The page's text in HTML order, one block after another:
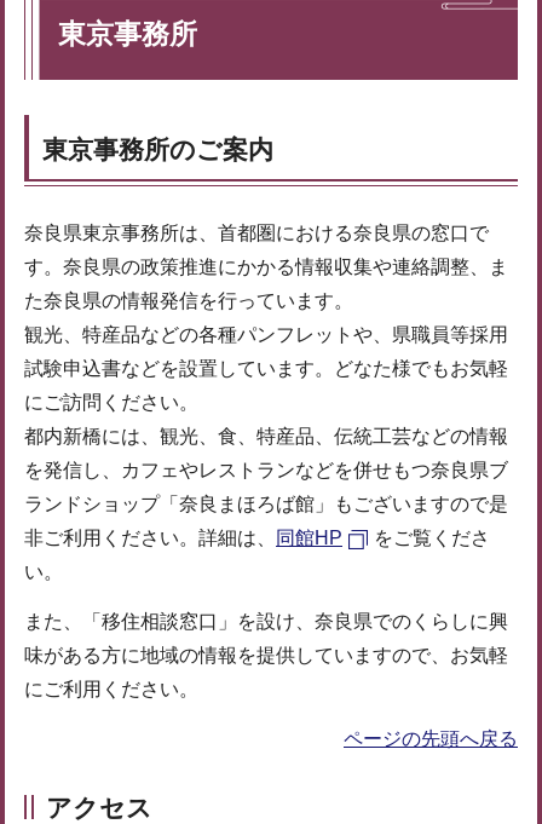
東京事務所
東京事務所のご案内
奈良県東京事務所は、首都圏における奈良県の窓口で
す。奈良県の政策推進にかかる情報収集や連絡調整、ま
た奈良県の情報発信を行っています。
観光、特産品などの各種パンフレットや、県職員等採用
試験申込書などを設置しています。どなた様でもお気軽
にご訪問ください。
都内新橋には、観光、食、特産品、伝統工芸などの情報
を発信し、カフェやレストランなどを併せもつ奈良県ブ
ランドショップ「奈良まほろば館」もございますので是
非ご利用ください。詳細は、
同館HP
をご覧くださ
い。
また、「移住相談窓口」を設け、奈良県でのくらしに興
味がある方に地域の情報を提供していますので、お気軽
にご利用ください。
ページの先頭へ戻る
アクセス